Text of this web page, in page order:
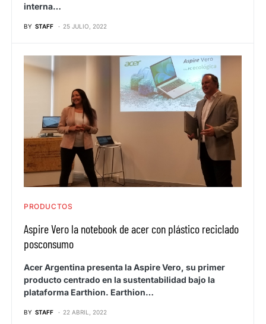
interna…
BY STAFF 25 JULIO, 2022
PRODUCTOS
Aspire Vero la notebook de acer con plástico reciclado
posconsumo
Acer Argentina presenta la Aspire Vero, su primer
producto centrado en la sustentabilidad bajo la
plataforma Earthion. Earthion…
BY STAFF 22 ABRIL, 2022